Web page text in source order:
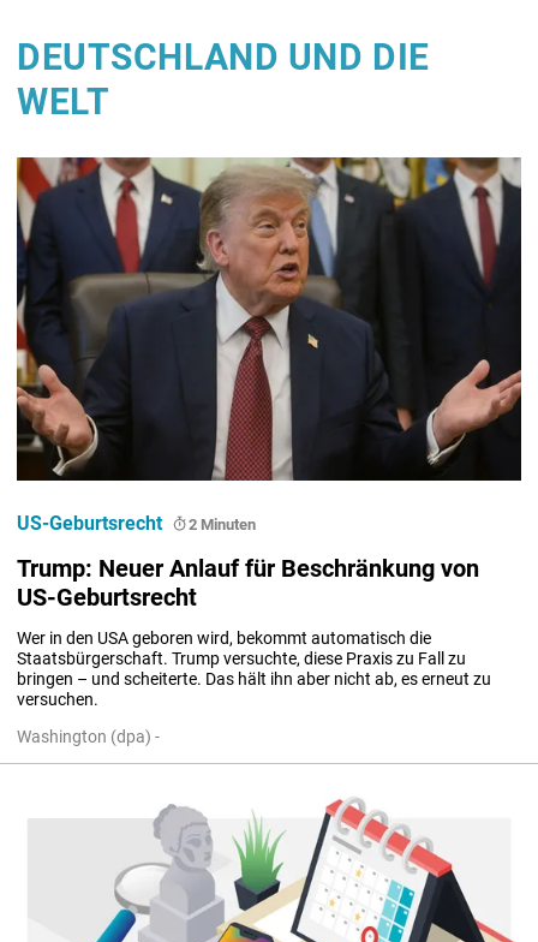
DEUTSCHLAND UND DIE
WELT
Trump: Neuer Anlauf für Beschränkung von
US-Geburtsrecht
Wer in den USA geboren wird, bekommt automatisch die
Staatsbürgerschaft. Trump versuchte, diese Praxis zu Fall zu
bringen – und scheiterte. Das hält ihn aber nicht ab, es erneut zu
versuchen.
Washington (dpa) -
US-Geburtsrecht 2 Minuten